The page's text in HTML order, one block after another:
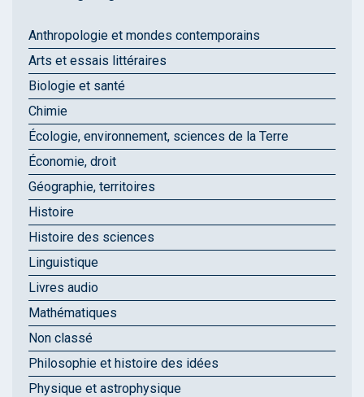
Anthropologie et mondes contemporains
Arts et essais littéraires
Biologie et santé
Chimie
Écologie, environnement, sciences de la Terre
Économie, droit
Géographie, territoires
Histoire
Histoire des sciences
Linguistique
Livres audio
Mathématiques
Non classé
Philosophie et histoire des idées
Physique et astrophysique